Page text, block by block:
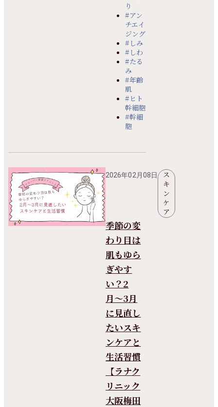
り
#アン
チエイ
ジング
#しみ
#しわ
#たる
み
#年齢
肌
#ヒト
幹細胞
#幹細
胞
2026年02月08日
ス
キ
ン
ケ
ア
季節の変
わり目は
肌もゆら
ぎやす
い？2
月〜3月
に見直し
たいスキ
ンケアと
生活習慣
【ラナク
リニック
大阪梅田